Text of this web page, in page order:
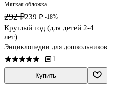
Мягкая обложка
292 ₽239 ₽ -18%
Круглый год (для детей 2-4
лет)
Энциклопедии для дошкольников
· 1
Купить